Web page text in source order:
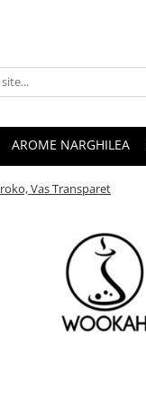
AROME NARGHILEA
Vas Transparet